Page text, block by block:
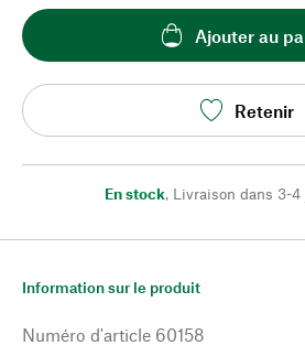
Ajouter au
Retenir
En stock, Livraison dans 3-4
Information sur le produit
Numéro d'article 60158